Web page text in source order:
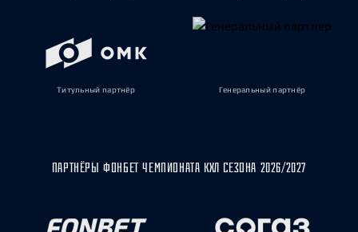
Титульный партнёр Генеральный партнёр
ПАРТНЁРЫ ФОНБЕТ ЧЕМПИОНАТА КХЛ СЕЗОНА 2026/2027